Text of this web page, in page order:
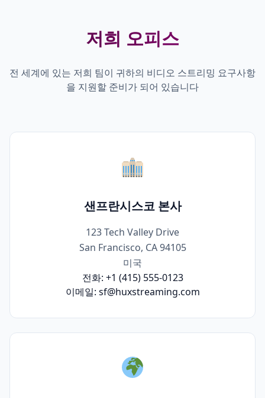
저희 오피스
전 세계에 있는 저희 팀이 귀하의 비디오 스트리밍 요구사항
을 지원할 준비가 되어 있습니다
샌프란시스코 본사
123 Tech Valley Drive
San Francisco, CA 94105
미국
전화: +1 (415) 555-0123
이메일: sf@huxstreaming.com